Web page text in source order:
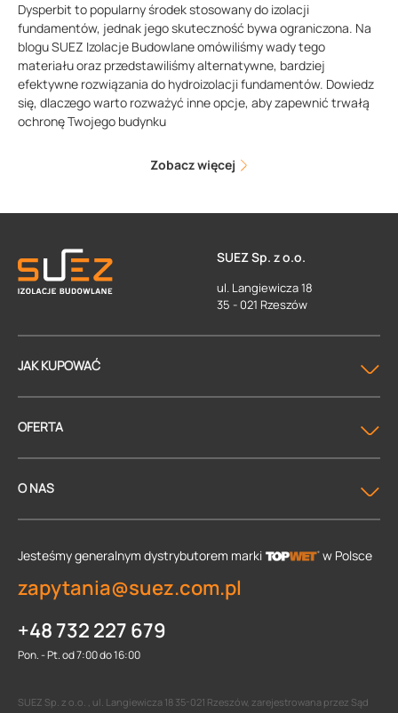
Dysperbit to popularny środek stosowany do izolacji
fundamentów, jednak jego skuteczność bywa ograniczona. Na
blogu SUEZ Izolacje Budowlane omówiliśmy wady tego
materiału oraz przedstawiliśmy alternatywne, bardziej
efektywne rozwiązania do hydroizolacji fundamentów. Dowiedz
się, dlaczego warto rozważyć inne opcje, aby zapewnić trwałą
ochronę Twojego budynku
Zobacz więcej
SUEZ Sp. z o.o.
ul. Langiewicza 18
35 - 021 Rzeszów
JAK KUPOWAĆ
OFERTA
O NAS
Jesteśmy generalnym dystrybutorem marki w Polsce
zapytania@suez.com.pl
+48 732 227 679
Pon. - Pt. od 7:00 do 16:00
SUEZ Sp. z o.o. , ul. Langiewicza 18 35-021 Rzeszów, zarejestrowana przez Sąd